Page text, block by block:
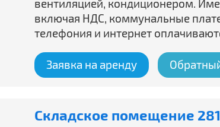
вентиляцией, кондиционером.
включая НДС, коммунальные
телефония и интернет
Заявка на аренду
Складское помещение